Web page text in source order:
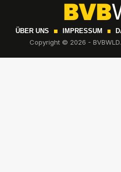
ÜBER UNS IMPRESSUM
Copyright © 2026 -